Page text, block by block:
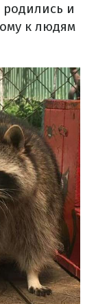
и
к людям